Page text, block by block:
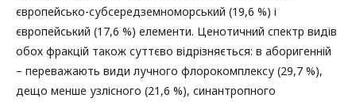
європейсько-субсередземноморський (19,6 %) і
європейський (17,6 %) елементи. Ценотичний спектр видів
обох фракцій також суттєво відрізняється: в аборигенній
– переважають види лучного флорокомплексу (29,7 %),
дещо менше узлісного (21,6 %), синантропного